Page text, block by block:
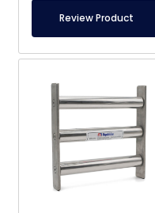
Review Product